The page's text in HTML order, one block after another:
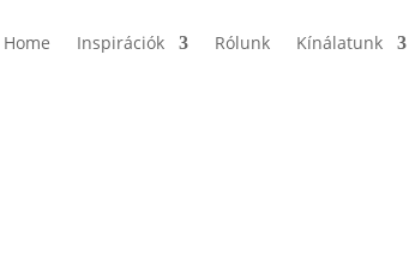
Home Inspirációk Rólunk Kínálatunk